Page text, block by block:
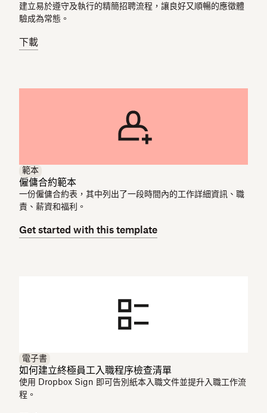
建立易於遵守及執行的精簡招聘流程，讓良好又順暢的應徵體
驗成為常態。
下載
範本
僱傭合約範本
一份僱傭合約表，其中列出了一段時間內的工作詳細資訊、職
責、薪資和福利。
Get started with this template
電子書
如何建立終極員工入職程序檢查清單
使用 Dropbox Sign 即可告別紙本入職文件並提升入職工作流
程。